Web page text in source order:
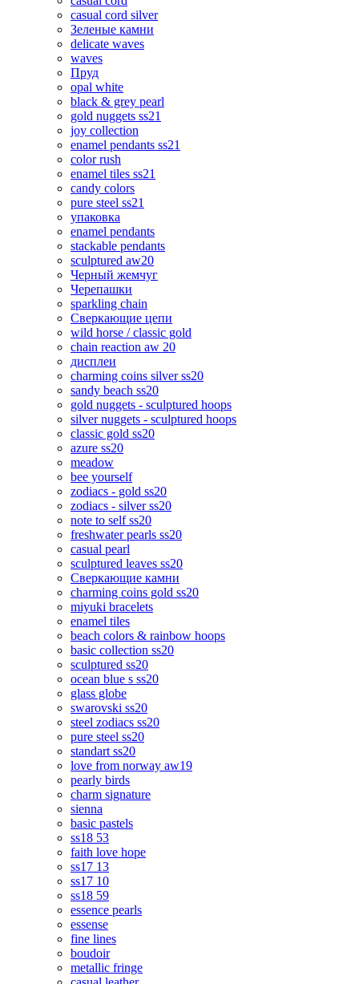
casual cord silver
Зеленые камни
delicate waves
waves
Пруд
opal white
black & grey pearl
gold nuggets ss21
joy collection
enamel pendants ss21
color rush
enamel tiles ss21
candy colors
pure steel ss21
упаковка
enamel pendants
stackable pendants
sculptured aw20
Черный жемчуг
Черепашки
sparkling chain
Сверкающие цепи
wild horse / classic gold
chain reaction aw 20
дисплеи
charming coins silver ss20
sandy beach ss20
gold nuggets - sculptured hoops
silver nuggets - sculptured hoops
classic gold ss20
azure ss20
meadow
bee yourself
zodiacs - gold ss20
zodiacs - silver ss20
note to self ss20
freshwater pearls ss20
casual pearl
sculptured leaves ss20
Сверкающие камни
charming coins gold ss20
miyuki bracelets
enamel tiles
beach colors & rainbow hoops
basic collection ss20
sculptured ss20
ocean blue s ss20
glass globe
swarovski ss20
steel zodiacs ss20
pure steel ss20
standart ss20
love from norway aw19
pearly birds
charm signature
sienna
basic pastels
ss18 53
faith love hope
ss17 13
ss17 10
ss18 59
essence pearls
essense
fine lines
boudoir
metallic fringe